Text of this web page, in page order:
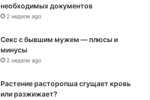
необходимых документов
2 недели ago
Секс с бывшим мужем — плюсы и
минусы
2 недели ago
Растение расторопша сгущает кровь
или разжижает?